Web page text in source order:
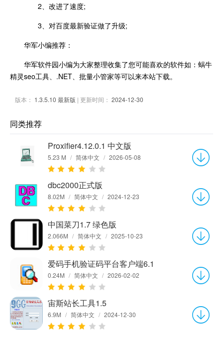
2、改进了速度;
3、对百度最新验证做了升级;
华军小编推荐：
华军软件园小编为大家整理收集了您可能喜欢的软件如：蜗牛
精灵seo工具、.NET、批量小管家等可以来本站下载。
版本： 1.3.5.10 最新版 | 更新时间： 2024-12-30
同类推荐
Proxifier4.12.0.1 中文版
5.23 M / 简体中文 / 2026-05-08
dbc2000正式版
8.02M / 简体中文 / 2024-12-23
中国菜刀1.7 绿色版
2.066M / 简体中文 / 2025-10-23
爱码手机验证码平台客户端6.1
0.24M / 简体中文 / 2026-02-02
宙斯站长工具1.5
6.9M / 简体中文 / 2024-12-30